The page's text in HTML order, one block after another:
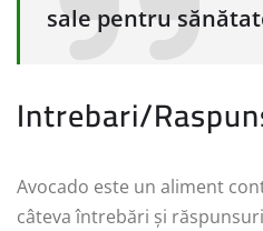
sale pentru
Intrebari/
Avocado este un aliment
câteva întrebări și